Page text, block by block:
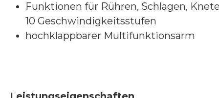
Funktionen für Rühren, Schlagen,
10 Geschwindigkeitsstufen
hochklappbarer Multifunktionsarm